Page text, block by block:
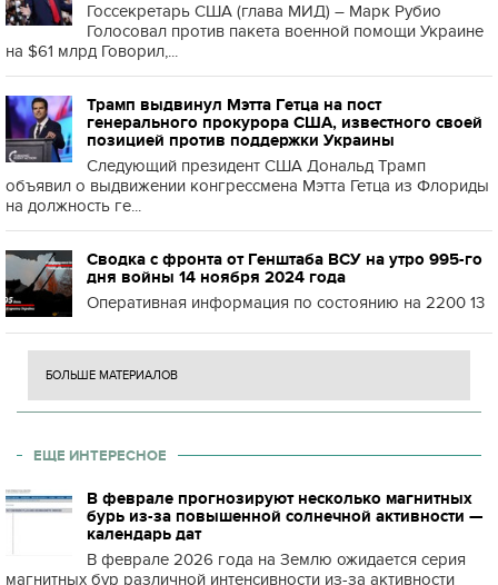
Госсекретарь США (глава МИД) – Марк Рубио
Голосовал против пакета военной помощи Украине
на $61 млрд Говорил,...
Трамп выдвинул Мэтта Гетца на пост
генерального прокурора США, известного своей
позицией против поддержки Украины
Следующий президент США Дональд Трамп
объявил о выдвижении конгрессмена Мэтта Гетца из Флориды
на должность ге...
Сводка с фронта от Генштаба ВСУ на утро 995-го
дня войны 14 ноября 2024 года
Оперативная информация по состоянию на 2200 13
БОЛЬШЕ МАТЕРИАЛОВ
ЕЩЕ ИНТЕРЕСНОЕ
В феврале прогнозируют несколько магнитных
бурь из-за повышенной солнечной активности —
календарь дат
В феврале 2026 года на Землю ожидается серия
магнитных бур различной интенсивности из-за активности